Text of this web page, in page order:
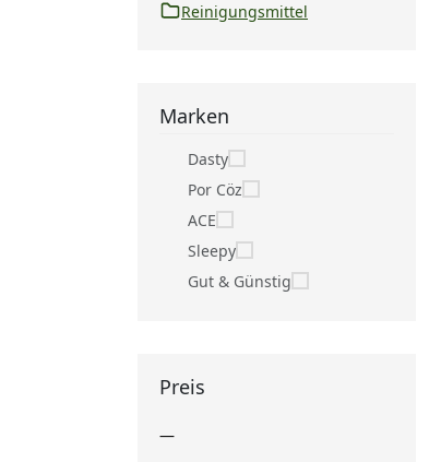
Reinigungsmittel
Marken
Dasty
Por Cöz
ACE
Sleepy
Gut & Günstig
Preis
—